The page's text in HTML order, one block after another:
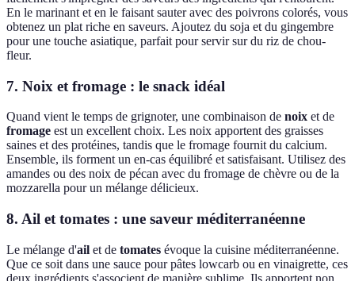
En le marinant et en le faisant sauter avec des poivrons colorés, vous
obtenez un plat riche en saveurs. Ajoutez du soja et du gingembre
pour une touche asiatique, parfait pour servir sur du riz de chou-
fleur.
7. Noix et fromage : le snack idéal
Quand vient le temps de grignoter, une combinaison de noix et de
fromage est un excellent choix. Les noix apportent des graisses
saines et des protéines, tandis que le fromage fournit du calcium.
Ensemble, ils forment un en-cas équilibré et satisfaisant. Utilisez des
amandes ou des noix de pécan avec du fromage de chèvre ou de la
mozzarella pour un mélange délicieux.
8. Ail et tomates : une saveur méditerranéenne
Le mélange d'ail et de tomates évoque la cuisine méditerranéenne.
Que ce soit dans une sauce pour pâtes lowcarb ou en vinaigrette, ces
deux ingrédients s'associent de manière sublime. Ils apportent non